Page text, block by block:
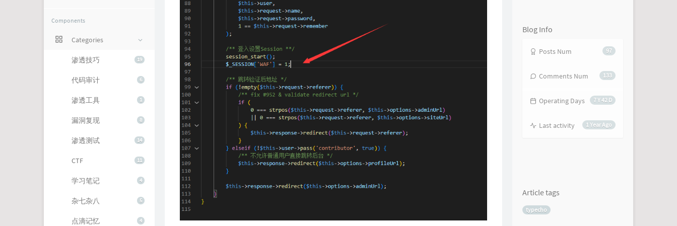
Components
Categories
19
渗透技巧
6
代码审计
1
渗透工具
8
漏洞复现
14
渗透测试
11
CTF
4
学习笔记
5
杂七杂八
4
点滴记忆
Blog Info
97
Posts Num
133
Comments Num
7 Y 42 D
Operating Days
1 Year Ago
Last activity
Article tags
typecho